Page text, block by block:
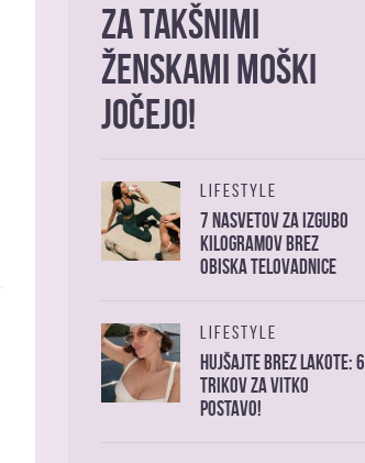
Za takšnimi
ženskami moški
jočejo!
LIFESTYLE
7 nasvetov za izgubo
kilogramov brez
obiska telovadnice
LIFESTYLE
Hujšajte brez lakote: 6
trikov za vitko
postavo!